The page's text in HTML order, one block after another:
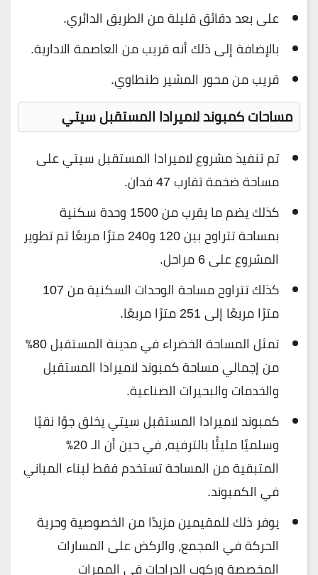
على بعد دقائق قليلة من الطريق الدائري.
بالإضافة إلى ذلك أنه قريب من العاصمة الادارية.
قريب من محور المشير طنطاوي.
مساحات كمبوند لاميرادا المستقبل سيتي
تم تنفيذ مشروع لاميرادا المستقبل سيتي على
مساحة ضخمة تقارب 47 فدان.
كذلك يضم ما يقرب من 1500 وحدة سكنية
بمساحة تتراوح بين 120 و240 مترًا مربعًا تم تطوير
المشروع على 6 مراحل.
كذلك تتراوح مساحة الوحدات السكنية من 107
مترًا مربعًا إلى 251 مترًا مربعًا.
تمثل المساحة الخضراء في مدينة المستقبل 80٪
من إجمالي مساحة كمبوند لاميرادا المستقبل
والخدمات والبحيرات الصناعية.
كمبوند لاميرادا المستقبل سيتي يخلق جوًا نقيًا
وسلميًا مليئًا بالترفيه، في حين أن الـ 20٪
المتبقية من المساحة تستخدم فقط لبناء المباني
في الكمبوند.
يوفر ذلك للمقيمين مزيدًا من الخصوصية وحرية
الحركة في المجمع، والركض على المسارات
المخصصة وركوب الدراجات في الممرات